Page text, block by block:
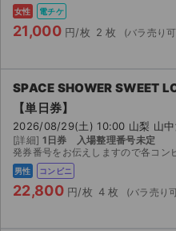
女性 電チケ
21,000 円/枚 2 枚
SPACE SHOWER SWEET
【単日券】
2026/08/29(土) 10:00 山梨 山中
[詳細] 1日券 入場整理番号未定
発券番号をお伝えしますので各コンビニにて紙チケットを発券してください。お座席は紙チケ
男性 コンビニ
22,800 円/枚 4 枚